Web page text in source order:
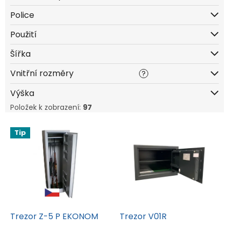
Police
Použití
Šířka
Vnitřní rozměry
?
Výška
Položek k zobrazení: 97
V
d
Tip
Trezor Z-5 P EKONOM Trezor V01R